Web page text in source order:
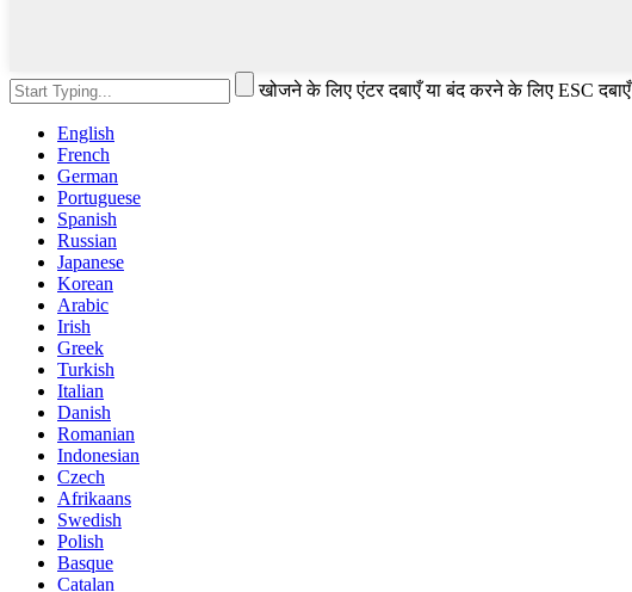
खोजने के लिए एंटर दबाएँ या बंद करने के लिए ESC दबाएँ
English
French
German
Portuguese
Spanish
Russian
Japanese
Korean
Arabic
Irish
Greek
Turkish
Italian
Danish
Romanian
Indonesian
Czech
Afrikaans
Swedish
Polish
Basque
Catalan